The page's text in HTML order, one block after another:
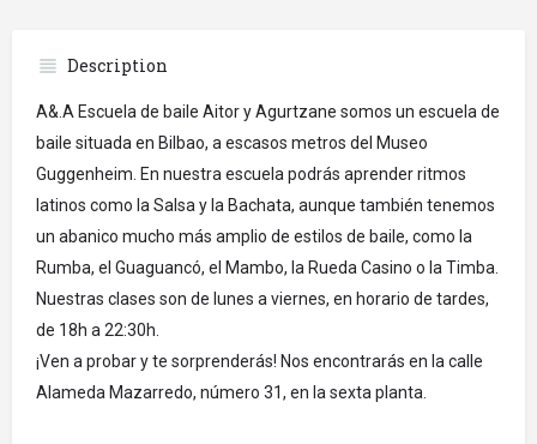
Description
A&.A Escuela de baile Aitor y Agurtzane somos un escuela de
baile situada en Bilbao, a escasos metros del Museo
Guggenheim. En nuestra escuela podrás aprender ritmos
latinos como la Salsa y la Bachata, aunque también tenemos
un abanico mucho más amplio de estilos de baile, como la
Rumba, el Guaguancó, el Mambo, la Rueda Casino o la Timba.
Nuestras clases son de lunes a viernes, en horario de tardes,
de 18h a 22:30h.
¡Ven a probar y te sorprenderás! Nos encontrarás en la calle
Alameda Mazarredo, número 31, en la sexta planta.